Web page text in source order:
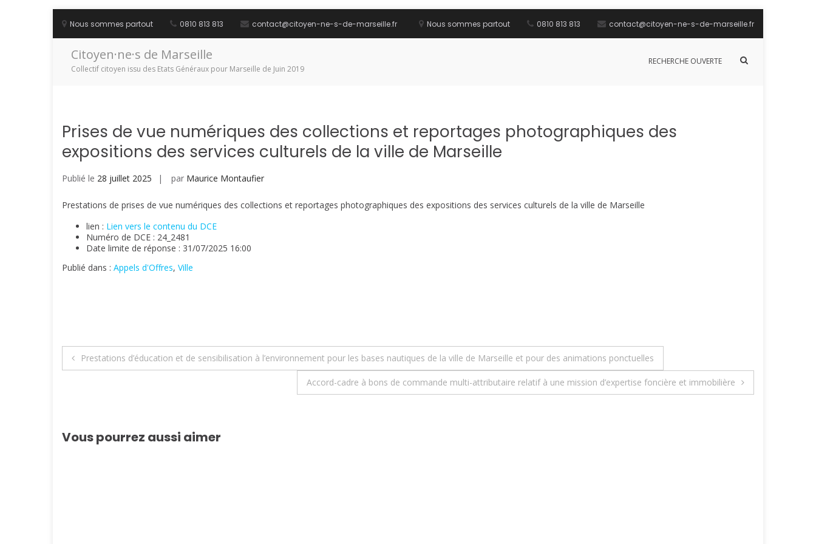
contenu
Nous sommes partout 0810 813 813 contact@citoyen-ne-s-de-marseille.fr Nous sommes partout 0810 813 813 contact@citoyen-ne-s-de-marseille.fr
Citoyen·ne·s de Marseille
Collectif citoyen issu des Etats Généraux pour Marseille de Juin 2019
RECHERCHE OUVERTE
Afficher
Prises de vue numériques des collections et reportages photographiques des
expositions des services culturels de la ville de Marseille
Publié le 28 juillet 2025 par Maurice Montaufier
Prestations de prises de vue numériques des collections et reportages photographiques des expositions des services culturels de la ville de Marseille
lien : Lien vers le contenu du DCE
Numéro de DCE : 24_2481
Date limite de réponse : 31/07/2025 16:00
Publié dans : Appels d'Offres, Ville
Navigation
Prestations d’éducation et de sensibilisation à l’environnement pour les bases nautiques de la ville de Marseille et pour des animations ponctuelles
Accord-cadre à bons de commande multi-attributaire relatif à une mission d’expertise foncière et immobilière
Vous pourrez aussi aimer